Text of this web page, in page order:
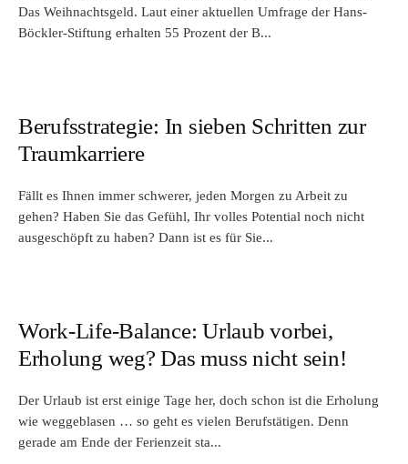
Das Weihnachtsgeld. Laut einer aktuellen Umfrage der Hans-
Böckler-Stiftung erhalten 55 Prozent der B...
Berufsstrategie: In sieben Schritten zur
Traumkarriere
Fällt es Ihnen immer schwerer, jeden Morgen zu Arbeit zu
gehen? Haben Sie das Gefühl, Ihr volles Potential noch nicht
ausgeschöpft zu haben? Dann ist es für Sie...
Work-Life-Balance: Urlaub vorbei,
Erholung weg? Das muss nicht sein!
Der Urlaub ist erst einige Tage her, doch schon ist die Erholung
wie weggeblasen … so geht es vielen Berufstätigen. Denn
gerade am Ende der Ferienzeit sta...